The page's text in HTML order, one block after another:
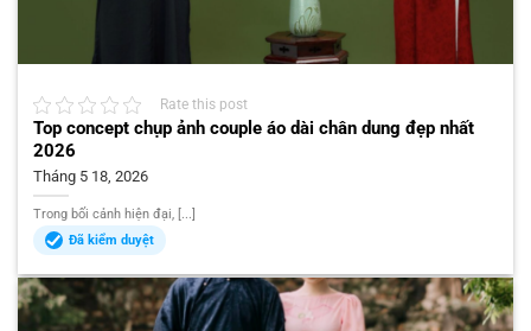
Rate this post
Top concept chụp ảnh couple áo dài chân dung đẹp nhất
2026
Tháng 5 18, 2026
Trong bối cảnh hiện đại, [...]
Đã kiểm duyệt